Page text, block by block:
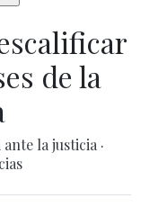
de la
la justicia ·